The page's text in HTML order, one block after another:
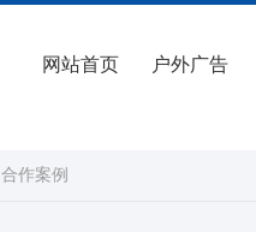
网站首页 户外广告
合作案例